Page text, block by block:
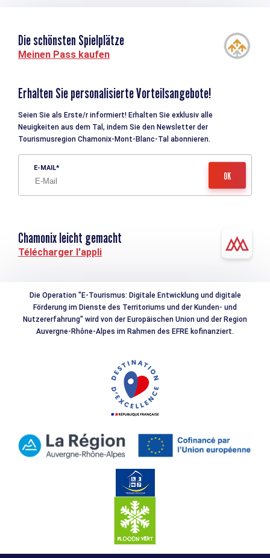
Die schönsten Spielplätze
Meinen Pass kaufen
Erhalten Sie personalisierte Vorteilsangebote!
Seien Sie als Erste/r informiert! Erhalten Sie exklusiv alle
Neuigkeiten aus dem Tal, indem Sie den Newsletter der
Tourismusregion Chamonix-Mont-Blanc-Tal abonnieren.
E-MAIL
Chamonix leicht gemacht
Télécharger l'appli
Die Operation "E-Tourismus: Digitale Entwicklung und digitale
Förderung im Dienste des Territoriums und der Kunden- und
Nutzererfahrung" wird von der Europäischen Union und der Region
Auvergne-Rhône-Alpes im Rahmen des EFRE kofinanziert.